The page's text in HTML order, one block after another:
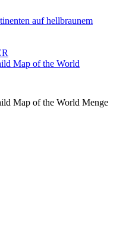
Map of the World
Map of the World Menge